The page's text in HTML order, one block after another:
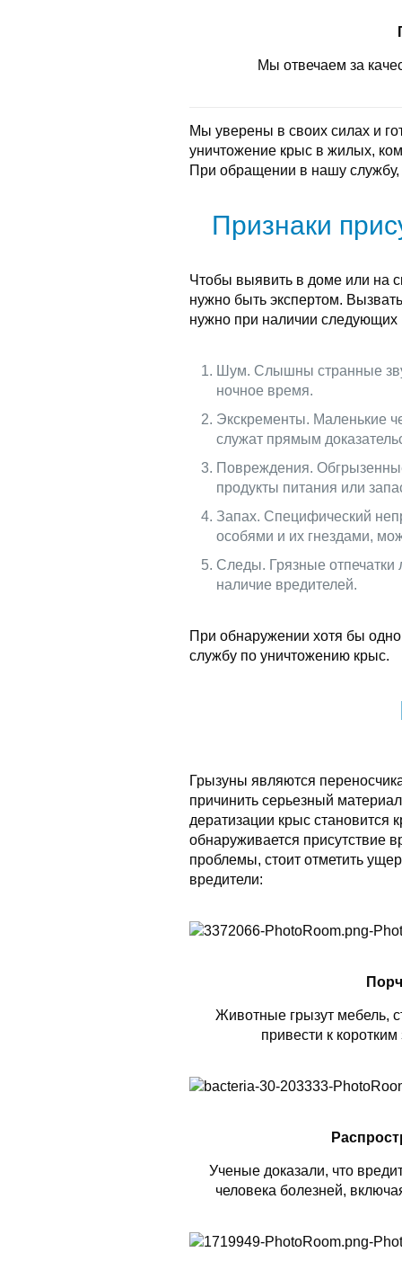
Мы отвечаем за
Мы уверены в своих силах и
уничтожение крыс в жилых,
При обращении в нашу
Признаки
Чтобы выявить в доме или на
нужно быть экспертом.
нужно при наличии следующих
Шум. Слышны странные
ночное время.
Экскременты. Маленькие
служат прямым
Повреждения.
продукты питания или
Запах. Специфический
особями и их гнездами,
Следы. Грязные
наличие вредителей.
При обнаружении хотя бы
службу по уничтожению крыс.
Грызуны являются
причинить серьезный
дератизации крыс становится
обнаруживается присутствие
проблемы, стоит отметить
вредители:
Животные грызут мебель,
привести к
Ученые доказали, что
человека болезней,